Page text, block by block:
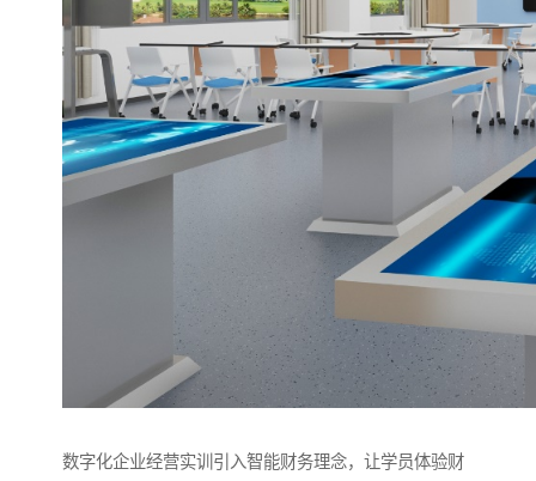
数字化企业经营实训引入智能财务理念，让学员体验财